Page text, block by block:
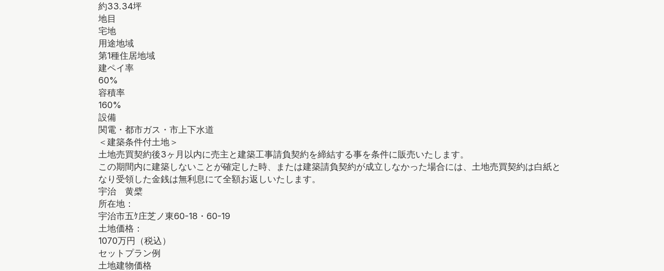
約33.34坪
地目
宅地
用途地域
第1種住居地域
建ペイ率
60%
容積率
160%
設備
関電・都市ガス・市上下水道
＜建築条件付土地＞
土地売買契約後3ヶ月以内に売主と建築工事請負契約を締結する事を条件に販売いたします。
この期間内に建築しないことが確定した時、または建築請負契約が成立しなかった場合には、土地売買契約は白紙と
なり受領した金銭は無利息にて全額お返しいたします。
宇治 黄檗
所在地：
宇治市五ｹ庄芝ノ東60-18・60-19
土地価格：
1070万円（税込）
セットプラン例
土地建物価格